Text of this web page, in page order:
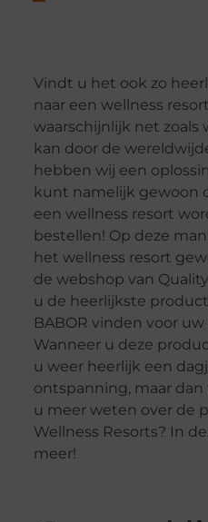
Vindt u het ook zo
naar een wellness
waarschijnlijk net zoals
kan door de
hebben wij een
kunt namelijk gewoon
een wellness resort
bestellen! Op deze
het wellness resort
de webshop van
u de heerlijkste
BABOR vinden voor
Wanneer u deze
u weer heerlijk een
ontspanning, maar
u meer weten over de
Wellness Resorts? In
meer!